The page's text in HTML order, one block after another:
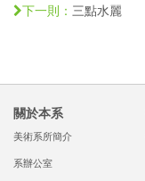
下一則： 三點水麗
關於本系
美術系所簡介
系辦公室